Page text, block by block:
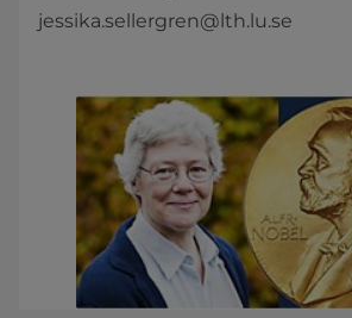
jessika.sellergren@lth.lu.se